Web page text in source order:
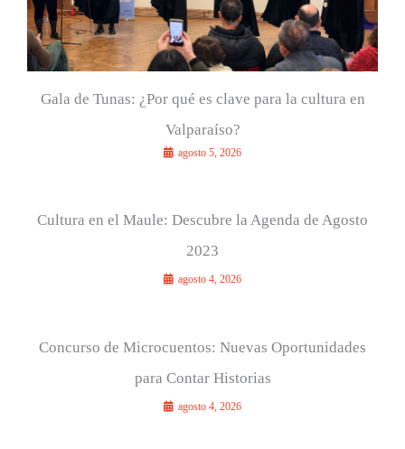
Gala de Tunas: ¿Por qué es clave para la cultura en
Valparaíso?
agosto 5, 2026
Cultura en el Maule: Descubre la Agenda de Agosto
2023
agosto 4, 2026
Concurso de Microcuentos: Nuevas Oportunidades
para Contar Historias
agosto 4, 2026